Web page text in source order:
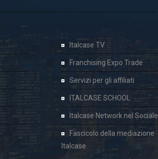
Italcase TV
Franchising Expo Trade
Servizi per gli affiliati
ITALCASE SCHOOL
Italcase Network nel Sociale
Fascicolo della mediazione
Italcase